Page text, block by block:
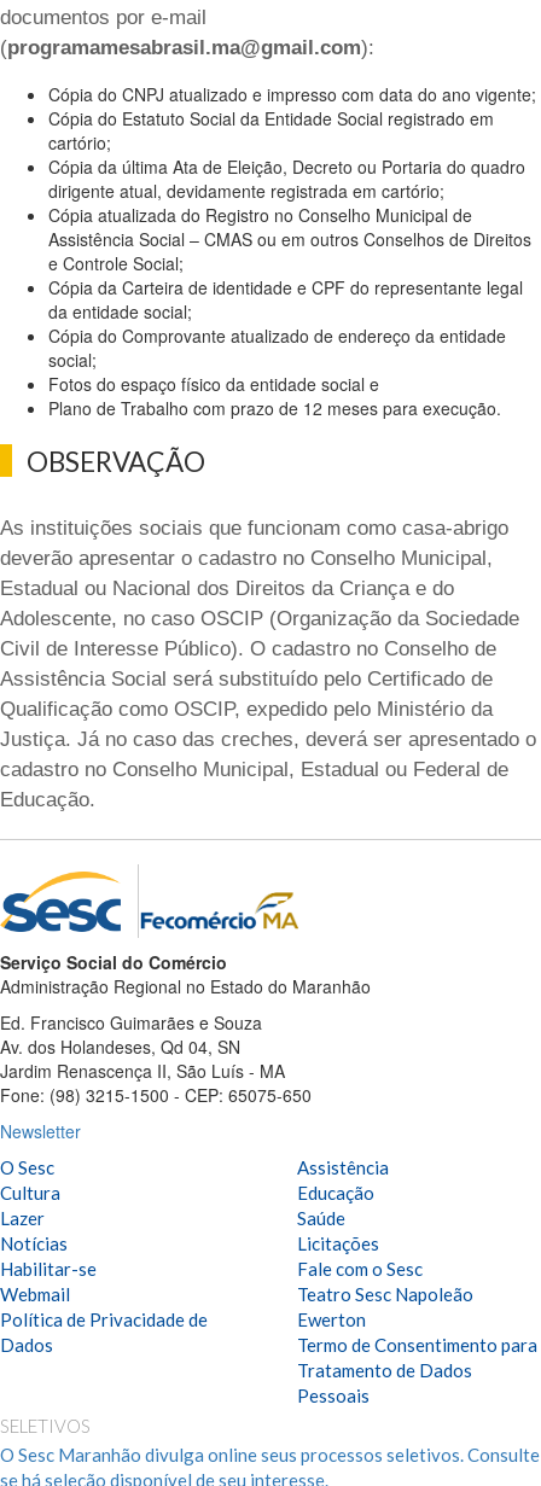
documentos por e-mail
(programamesabrasil.ma@gmail.com):
Cópia do CNPJ atualizado e impresso com data do ano vigente;
Cópia do Estatuto Social da Entidade Social registrado em
cartório;
Cópia da última Ata de Eleição, Decreto ou Portaria do quadro
dirigente atual, devidamente registrada em cartório;
Cópia atualizada do Registro no Conselho Municipal de
Assistência Social – CMAS ou em outros Conselhos de Direitos
e Controle Social;
Cópia da Carteira de identidade e CPF do representante legal
da entidade social;
Cópia do Comprovante atualizado de endereço da entidade
social;
Fotos do espaço físico da entidade social e
Plano de Trabalho com prazo de 12 meses para execução.
OBSERVAÇÃO
As instituições sociais que funcionam como casa-abrigo
deverão apresentar o cadastro no Conselho Municipal,
Estadual ou Nacional dos Direitos da Criança e do
Adolescente, no caso OSCIP (Organização da Sociedade
Civil de Interesse Público). O cadastro no Conselho de
Assistência Social será substituído pelo Certificado de
Qualificação como OSCIP, expedido pelo Ministério da
Justiça. Já no caso das creches, deverá ser apresentado o
cadastro no Conselho Municipal, Estadual ou Federal de
Educação.
Serviço Social do Comércio
Administração Regional no Estado do Maranhão
Ed. Francisco Guimarães e Souza
Av. dos Holandeses, Qd 04, SN
Jardim Renascença II, São Luís - MA
Fone: (98) 3215-1500 - CEP: 65075-650
Newsletter
O Sesc
Assistência
Cultura
Educação
Lazer
Saúde
Notícias
Licitações
Habilitar-se
Fale com o Sesc
Webmail
Teatro Sesc Napoleão
Ewerton
Política de Privacidade de
Dados
Termo de Consentimento para
Tratamento de Dados
Pessoais
SELETIVOS
O Sesc Maranhão divulga online seus processos seletivos. Consulte
se há seleção disponível de seu interesse.